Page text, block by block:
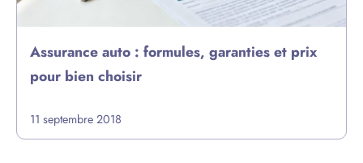
Assurance auto : formules, garanties et prix
pour bien choisir
11 septembre 2018